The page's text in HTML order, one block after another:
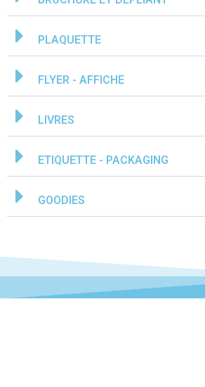
PLAQUETTE
FLYER - AFFICHE
LIVRES
ETIQUETTE - PACKAGING
GOODIES